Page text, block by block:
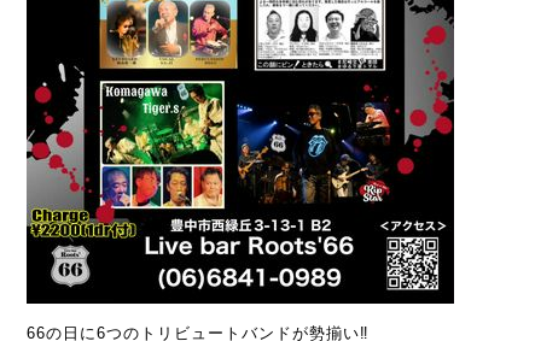
66の日に6つのトリビュートバンドが勢揃い‼️